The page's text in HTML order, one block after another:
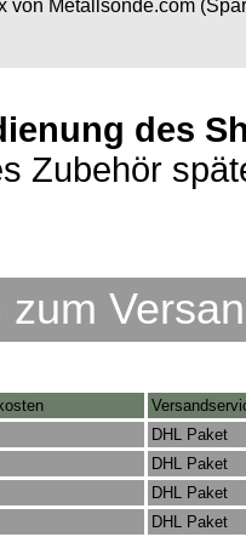
von Metallsonde.com
des
Zubehör
zum
DHL Paket
DHL Paket
DHL Paket
DHL Paket